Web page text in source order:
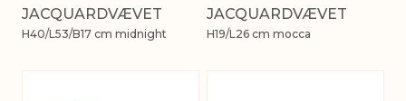
JACQUARDVÆVET
H40/L53/B17 cm midnight
JACQUARDVÆVET
H19/L26 cm mocca